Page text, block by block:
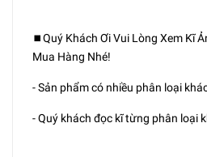
⏹️Quý Khách Ơi Vui Lòng Xem Kĩ
Mua Hàng Nhé!
- Sản phẩm có nhiều phân loại
- Quý khách đọc kĩ từng phân loại